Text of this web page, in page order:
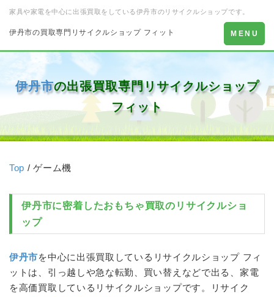
家具や家電を中心に出張買取をしている伊丹市のリサイクルショップです。
伊丹市の買取専門リサイクルショップ フィット
Toggle
navigation
MENU
伊丹市の出張買取専門リサイクルショップ
フィット
Top / ゲーム機
伊丹市に密着したおもちゃ買取のリサイクルショ
ップ
伊丹市を中心に出張買取しているリサイクルショップ フィ
ットは、引っ越しや急な転勤、買い替えなどで出る、家電
を高価買取しているリサイクルショップです。リサイク